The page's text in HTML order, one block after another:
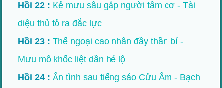
Hồi 22 : Kẻ mưu sâu gặp người tâm cơ - Tài
diệu thủ tỏ ra đắc lực
Hồi 23 : Thế ngoại cao nhân đầy thần bí -
Mưu mô khốc liệt dần hé lộ
Hồi 24 : Ẩn tình sau tiếng sáo Cửu Âm - Bạch